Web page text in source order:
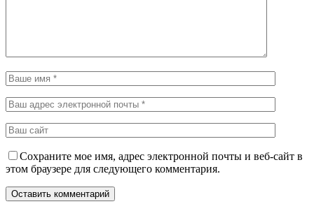
Сохраните мое имя, адрес электронной почты и веб-сайт в
этом браузере для следующего комментария.